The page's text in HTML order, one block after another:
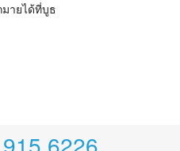
ายได้ที่บูธ